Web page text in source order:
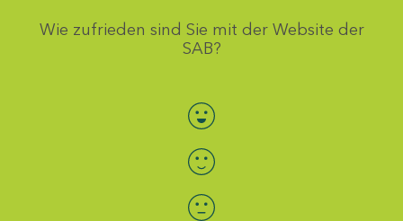
Wie zufrieden sind Sie mit der Website der
SAB?
Bewertung auswählen